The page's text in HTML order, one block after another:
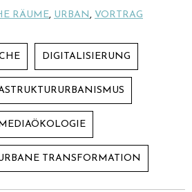
RÄUME, URBAN , VORTRAG
DIGITALISIERUNG
MEDIAÖKOLOGIE
TRANSFORMATION